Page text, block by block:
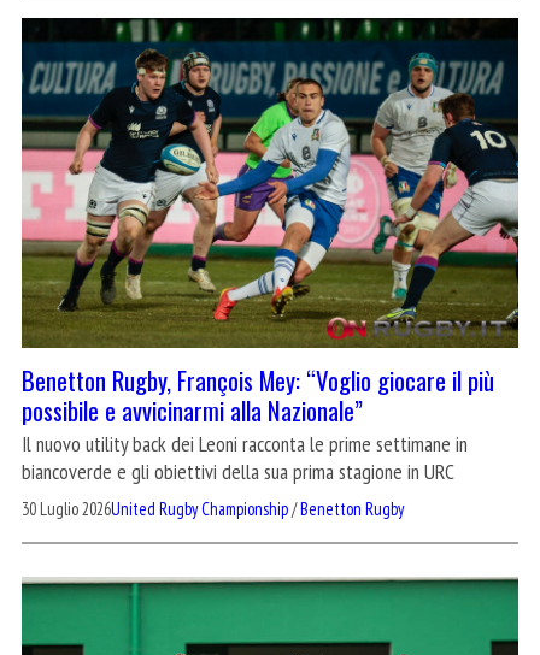
Benetton Rugby, François Mey: “Voglio giocare il più
possibile e avvicinarmi alla Nazionale”
Il nuovo utility back dei Leoni racconta le prime settimane in
biancoverde e gli obiettivi della sua prima stagione in URC
30 Luglio 2026United Rugby Championship/Benetton Rugby